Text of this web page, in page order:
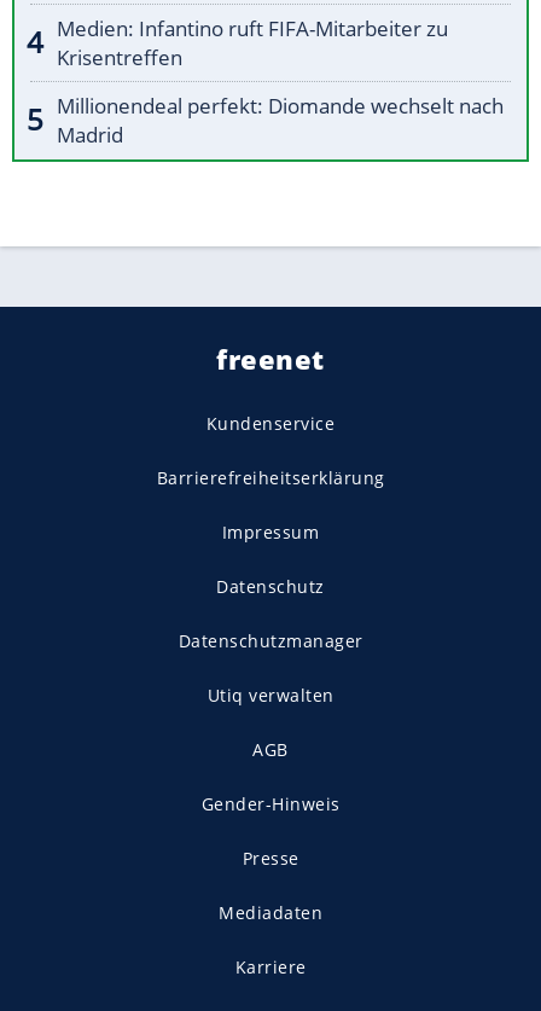
Medien: Infantino ruft FIFA-Mitarbeiter zu
Krisentreffen
Millionendeal perfekt: Diomande wechselt nach
Madrid
freenet
Kundenservice
Barrierefreiheitserklärung
Impressum
Datenschutz
Datenschutzmanager
Utiq verwalten
AGB
Gender-Hinweis
Presse
Mediadaten
Karriere